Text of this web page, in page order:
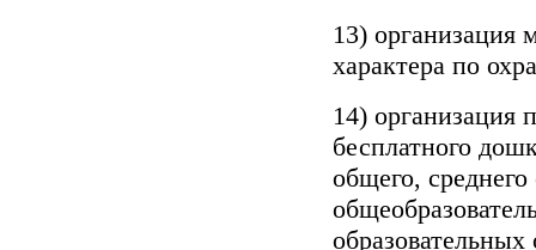
13) организация
характера по
14) организация
бесплатного
общего,